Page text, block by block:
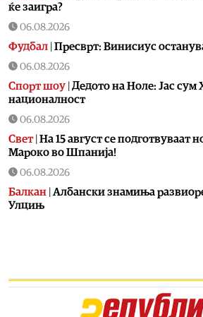
ќе заигра?
06.08.2026
Фудбал Пресврт: Винисиус
06.08.2026
Спорт шоу Дедото на Ноле: Јас сум
националност
06.08.2026
Свет| На 15 август се подготвуваат
Мароко во Шпанија!
06.08.2026
Балкан Албански знамиња
Улцињ
06.08.2026
Помалку првачиња,
Демографската криза веќе стигна